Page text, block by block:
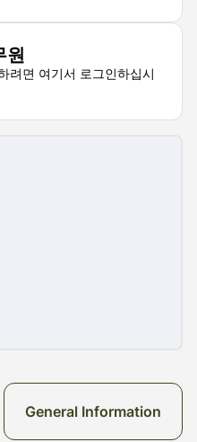
원
려면 여기서 로그인하십시
General Information